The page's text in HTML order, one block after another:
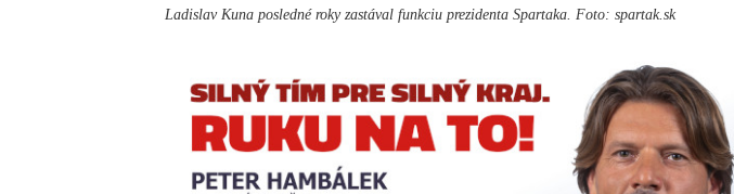
Ladislav Kuna posledné roky zastával funkciu prezidenta Spartaka. Foto: spartak.sk